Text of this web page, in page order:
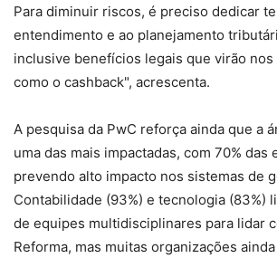
Para diminuir riscos, é preciso dedicar
entendimento e ao planejamento
inclusive benefícios legais que virão nos
como o cashback", acrescenta.
A pesquisa da PwC reforça ainda que a
uma das mais impactadas, com 70% das
prevendo alto impacto nos sistemas de
Contabilidade (93%) e tecnologia (83%)
de equipes multidisciplinares para lidar
Reforma, mas muitas organizações